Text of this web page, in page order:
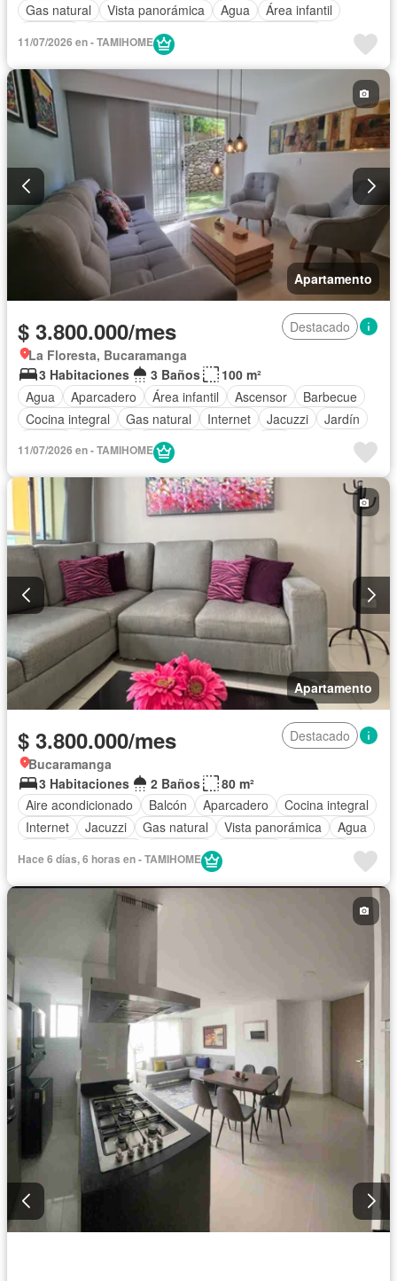
Gas natural
Vista panorámica Agua
Área infantil
Acceso para personas con discapacidad
Sauna
Piscina
Permite mascotas
11/07/2026 en - TAMIHOME
Apartamento
$ 3.800.000/mes
Destacado
La Floresta, Bucaramanga
3 Habitaciones
3 Baños
100 m²
Agua
Aparcadero Área infantil Ascensor
Barbecue
Cocina integral
Gas natural Internet Jacuzzi
Jardín
Seguridad privada
11/07/2026 en - TAMIHOME
Apartamento
$ 3.800.000/mes
Destacado
Bucaramanga
3 Habitaciones
2 Baños
80 m²
Aire acondicionado
Balcón Aparcadero
Cocina integral
Internet
Jacuzzi Gas natural Vista panorámica
Agua
Barbecue
Piscina
Hace 6 días, 6 horas en - TAMIHOME